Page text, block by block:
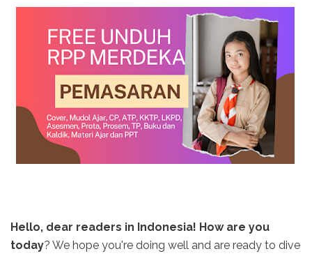
Hello, dear readers in Indonesia! How are you
today? We hope you're doing well and are ready to dive